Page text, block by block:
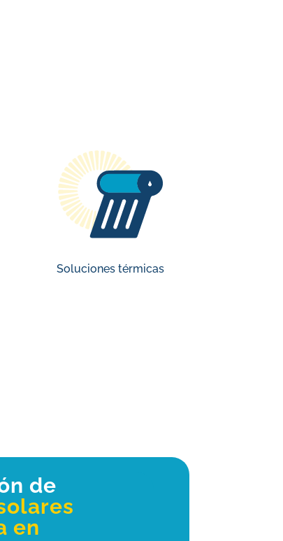
Soluciones térmicas
de
en